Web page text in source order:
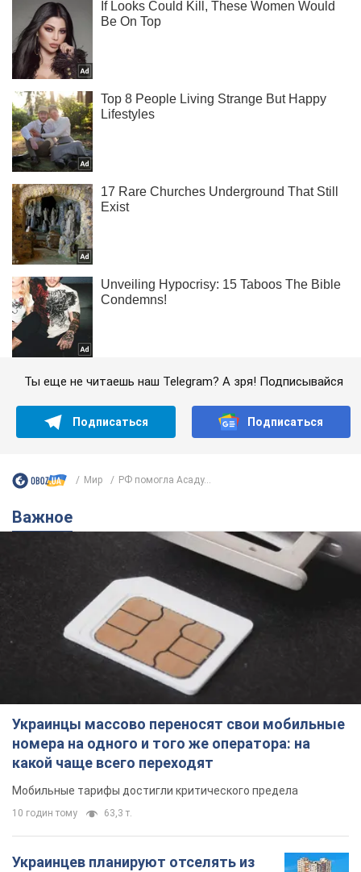
Ты еще не читаешь наш Telegram? А зря! Подписывайся
Подписаться Подписаться
Мир РФ помогла Асаду...
Важное
Украинцы массово переносят свои мобильные
номера на одного и того же оператора: на
какой чаще всего переходят
Мобильные тарифы достигли критического предела
10 годин тому 63,3 т.
Украинцев планируют отселять из